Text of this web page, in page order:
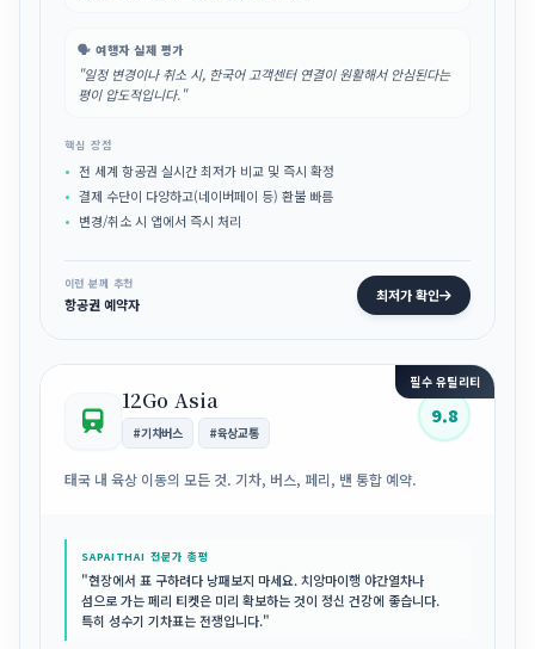
🗣️ 여행자 실제 평가
"일정 변경이나 취소 시, 한국어 고객센터 연결이 원활해서 안심된다는
평이 압도적입니다."
핵심 장점
전 세계 항공권 실시간 최저가 비교 및 즉시 확정
결제 수단이 다양하고(네이버페이 등) 환불 빠름
변경/취소 시 앱에서 즉시 처리
이런 분께 추천
항공권 예약자 최저가 확인
필수 유틸리티
12Go Asia
#기차버스 #육상교통
9.8
태국 내 육상 이동의 모든 것. 기차, 버스, 페리, 밴 통합 예약.
SAPAITHAI 전문가 총평
"현장에서 표 구하려다 낭패보지 마세요. 치앙마이행 야간열차나
섬으로 가는 페리 티켓은 미리 확보하는 것이 정신 건강에 좋습니다.
특히 성수기 기차표는 전쟁입니다."